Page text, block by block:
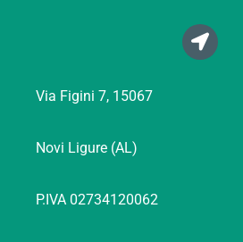
Via Figini 7, 15067
Novi Ligure (AL)
P.IVA 02734120062